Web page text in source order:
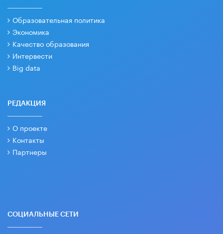
Образовательная политика
Экономика
Качество образования
Интервести
Big data
РЕДАКЦИЯ
О проекте
Контакты
Партнеры
СОЦИАЛЬНЫЕ СЕТИ